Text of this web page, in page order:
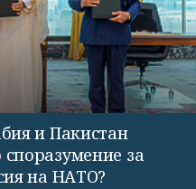
и Пакистан
за
на НАТО?